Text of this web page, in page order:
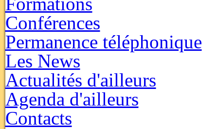
Conférences
Permanence téléphonique
Les News
Actualités d'ailleurs
Agenda d'ailleurs
Contacts